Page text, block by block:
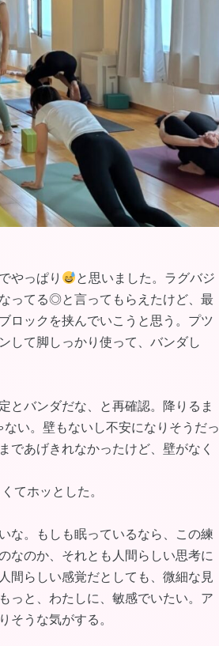
やっぱり
と思いました。ラグバジ
ってる◎と言ってもらえたけど、最
ロックを挟んでいこうと思う。プツ
して脚しっかり使って、バンダし
とバンダだな、と再確認。降りるま
い。壁もないし不安になりそうだっ
であげきれなかったけど、壁がなく
てホッとした。
な。もしも眠っているなら、この練
なのか、それとも人間らしい思考に
間らしい感覚だとしても、微細な見
っと、わたしに、敏感でいたい。ア
そうな気がする。